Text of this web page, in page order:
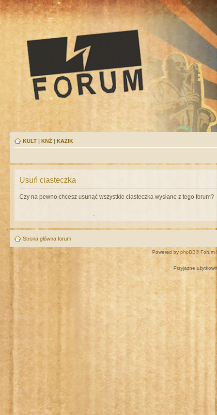
KULT | KNŻ | KAZIK
Usuń ciasteczka
Czy na pewno chcesz usunąć wszystkie ciasteczka wysłane z tego forum?
Strona główna forum
Powered by phpBB® Forum
Przyjazne